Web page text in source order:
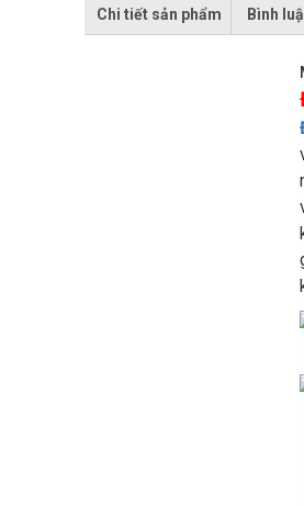
Chi tiết sản phẩm Bình